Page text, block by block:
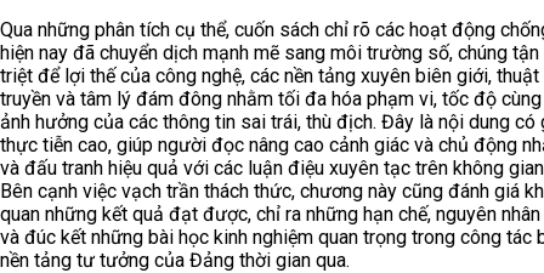
Qua những phân tích cụ thể, cuốn sách chỉ rõ các hoạt động
hiện nay đã chuyển dịch mạnh mẽ sang môi trường số, chúng
triệt để lợi thế của công nghệ, các nền tảng xuyên biên giới, thuật
truyền và tâm lý đám đông nhằm tối đa hóa phạm vi, tốc độ
ảnh hưởng của các thông tin sai trái, thù địch. Đây là nội dung có
thực tiễn cao, giúp người đọc nâng cao cảnh giác và chủ động
và đấu tranh hiệu quả với các luận điệu xuyên tạc trên không
Bên cạnh việc vạch trần thách thức, chương này cũng đánh giá
quan những kết quả đạt được, chỉ ra những hạn chế, nguyên
và đúc kết những bài học kinh nghiệm quan trọng trong công tác
nền tảng tư tưởng của Đảng thời gian qua.